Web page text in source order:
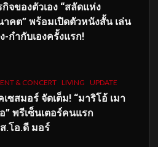
กิจของตัวเอง “สลัดแห่ง
าคต” พร้อมเปิดตัวหนังสั้น เล่น
ง-กำกับเองครั้งแรก!
& CONCERT LIVING UPDATE
เซสมอร์ จัดเต็ม! “มาริโอ้ เมา
อ” พรีเซ็นเตอร์คนแรก
.โอ.ดี มอร์